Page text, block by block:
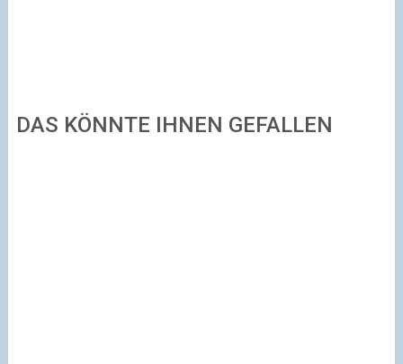
DAS KÖNNTE IHNEN GEFALLEN